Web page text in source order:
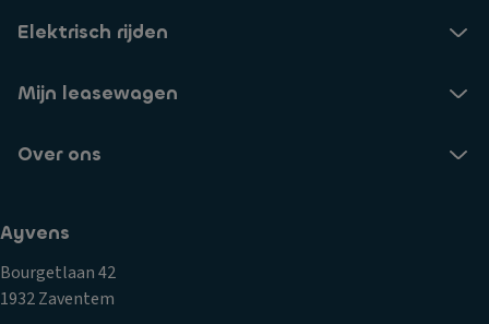
er
v
c
n
g
V
ar
e
er
ul
u
x
e-
r
ni
s
h
a
ct
ie
Elektrisch rijden
Mijn leasewagen
Over ons
Ayvens
Bourgetlaan 42
1932 Zaventem